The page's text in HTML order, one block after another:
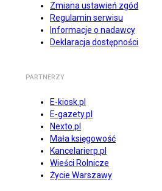
Zmiana ustawień zgód
Regulamin serwisu
Informacje o nadawcy
Deklaracja dostępności
PARTNERZY
E-kiosk.pl
E-gazety.pl
Nexto.pl
Mała księgowość
Kancelarierp.pl
Wieści Rolnicze
Życie Warszawy